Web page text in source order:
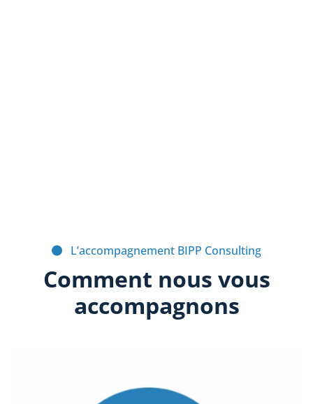
L’accompagnement BIPP Consulting
Comment nous vous
accompagnons